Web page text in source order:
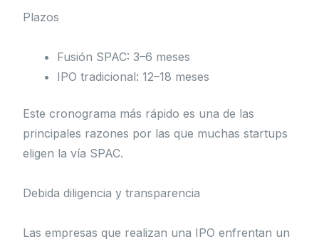
Plazos
Fusión SPAC: 3–6 meses
IPO tradicional: 12–18 meses
Este cronograma más rápido es una de las
principales razones por las que muchas startups
eligen la vía SPAC.
Debida diligencia y transparencia
Las empresas que realizan una IPO enfrentan un